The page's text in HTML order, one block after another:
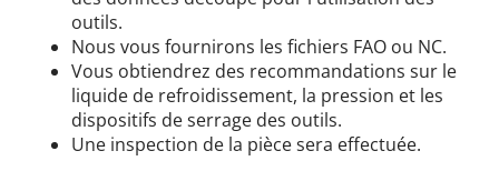
outils.
Nous vous fournirons les fichiers FAO ou NC.
Vous obtiendrez des recommandations sur le
liquide de refroidissement, la pression et les
dispositifs de serrage des outils.
Une inspection de la pièce sera effectuée.